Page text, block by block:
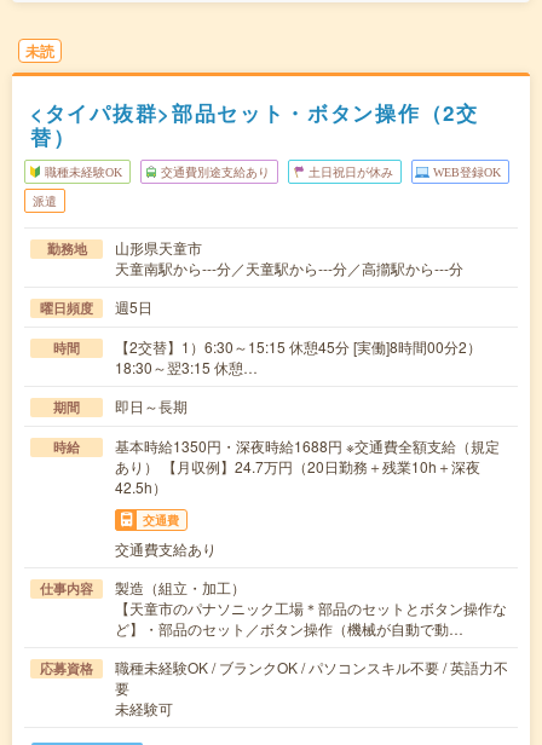
未読
<タイパ抜群>部品セット・ボタン操作（2交
替）
職種未経験OK 交通費別途支給あり 土日祝日が休み WEB登録OK
派遣
勤務地
山形県天童市
天童南駅から---分／天童駅から---分／高擶駅から---分
曜日頻度 週5日
時間
【2交替】1）6:30～15:15 休憩45分 [実働]8時間00分2）
18:30～翌3:15 休憩…
期間 即日～長期
時給
基本時給1350円・深夜時給1688円 ※交通費全額支給（規定
あり） 【月収例】24.7万円（20日勤務＋残業10h＋深夜
42.5h）
交通費
交通費支給あり
仕事内容
製造（組立・加工）
【天童市のパナソニック工場＊部品のセットとボタン操作な
ど】・部品のセット／ボタン操作（機械が自動で動…
応募資格
職種未経験OK / ブランクOK / パソコンスキル不要 / 英語力不
要
未経験可